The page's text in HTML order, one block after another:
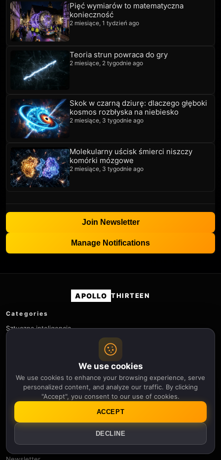
Pięć wymiarów to matematyczna
konieczność
2 miesiące, 1 tydzień ago
Teoria strun powraca do gry
2 miesiące, 2 tygodnie ago
Skok w czarną dziurę: dlaczego głęboki
kosmos rozbłyska na niebiesko
2 miesiące, 3 tygodnie ago
Molekularny uścisk śmierci niszczy
komórki mózgowe
2 miesiące, 3 tygodnie ago
Join Newsletter
Manage Notifications
APOLLO THIRTEEN
Categories
Sztuczna inteligencja
Robotyka
Nauka
Kosmos
Technologia
Useful links
We use cookies
We use cookies to enhance your browsing experience, serve
personalized content, and analyze our traffic. By clicking
"Accept", you consent to our use of cookies.
DECLINE
ACCEPT